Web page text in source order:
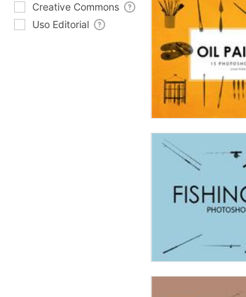
Creative Commons
Uso Editorial